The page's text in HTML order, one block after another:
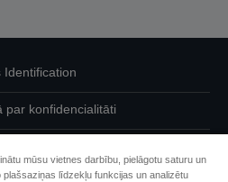
Identification
par konfidencialitāti
mūsu vietnes darbību, pielāgotu saturu un
līdzekļu funkcijas un analizētu